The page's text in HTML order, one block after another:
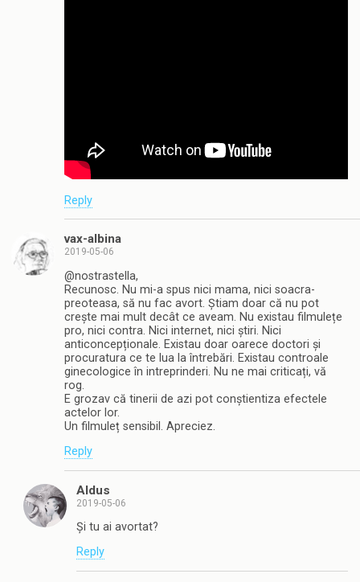
Reply
vax-albina
2019-05-06
@nostrastella,
Recunosc. Nu mi-a spus nici mama, nici soacra-
preoteasa, să nu fac avort. Știam doar că nu pot
crește mai mult decât ce aveam. Nu existau filmulețe
pro, nici contra. Nici internet, nici știri. Nici
anticoncepționale. Existau doar oarece doctori și
procuratura ce te lua la întrebări. Existau controale
ginecologice în intreprinderi. Nu ne mai criticați, vă
rog.
E grozav că tinerii de azi pot conștientiza efectele
actelor lor.
Un filmuleț sensibil. Apreciez.
Reply
Aldus
2019-05-06
Și tu ai avortat?
Reply